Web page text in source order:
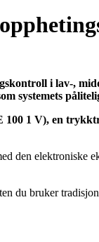
i lav-,
systemets
1 V), en
den
du bruker